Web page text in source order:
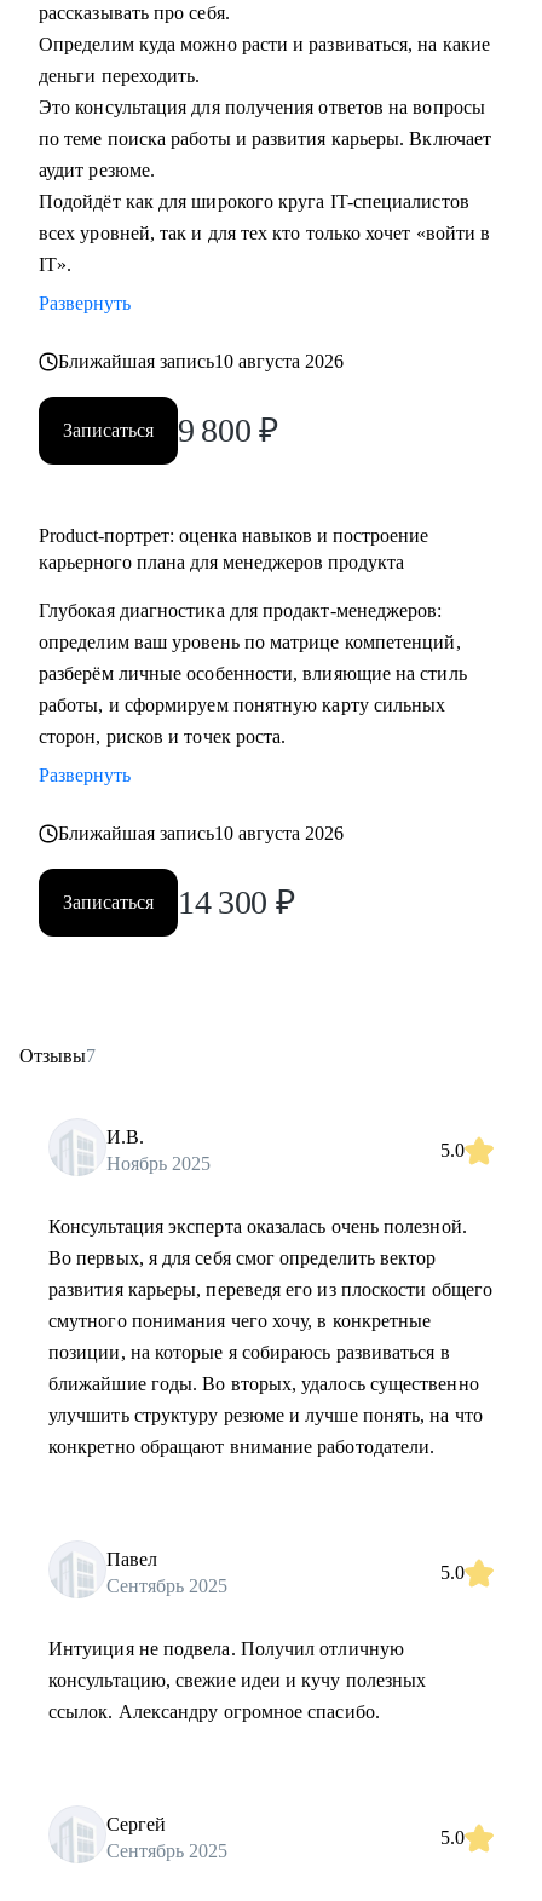
рассказывать про себя.
Определим куда можно расти и развиваться, на какие
деньги переходить.
Это консультация для получения ответов на вопросы
по теме поиска работы и развития карьеры. Включает
аудит резюме.
Подойдёт как для широкого круга IT-специалистов
всех уровней, так и для тех кто только хочет «войти в
IT».
Развернуть
Ближайшая запись10 августа 2026
Записаться 9 800 ₽
Product‑портрет: оценка навыков и построение
карьерного плана для менеджеров продукта
Глубокая диагностика для продакт‑менеджеров:
определим ваш уровень по матрице компетенций,
разберём личные особенности, влияющие на стиль
работы, и сформируем понятную карту сильных
сторон, рисков и точек роста.
Развернуть
Ближайшая запись10 августа 2026
Записаться 14 300 ₽
Отзывы7
И.В.
Ноябрь 2025
5.0
Консультация эксперта оказалась очень полезной.
Во первых, я для себя смог определить вектор
развития карьеры, переведя его из плоскости общего
смутного понимания чего хочу, в конкретные
позиции, на которые я собираюсь развиваться в
ближайшие годы. Во вторых, удалось существенно
улучшить структуру резюме и лучше понять, на что
конкретно обращают внимание работодатели.
Павел
Сентябрь 2025
5.0
Интуиция не подвела. Получил отличную
консультацию, свежие идеи и кучу полезных
ссылок. Александру огромное спасибо.
Сергей
Сентябрь 2025
5.0